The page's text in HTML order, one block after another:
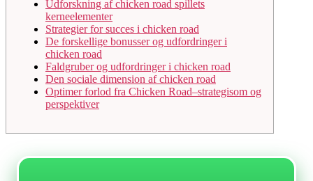
Udforskning af chicken road spillets
kerneelementer
Strategier for succes i chicken road
De forskellige bonusser og udfordringer i
chicken road
Faldgruber og udfordringer i chicken road
Den sociale dimension af chicken road
Optimer forlod fra Chicken Road–strategisom og
perspektiver